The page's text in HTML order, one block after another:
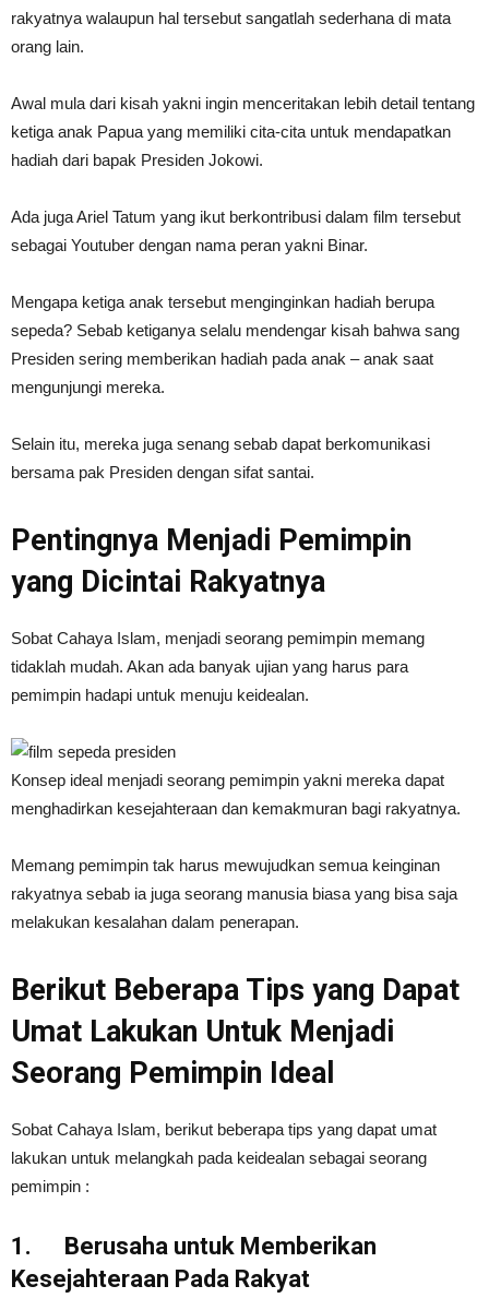
rakyatnya walaupun hal tersebut sangatlah sederhana di mata
orang lain.
Awal mula dari kisah yakni ingin menceritakan lebih detail tentang
ketiga anak Papua yang memiliki cita-cita untuk mendapatkan
hadiah dari bapak Presiden Jokowi.
Ada juga Ariel Tatum yang ikut berkontribusi dalam film tersebut
sebagai Youtuber dengan nama peran yakni Binar.
Mengapa ketiga anak tersebut menginginkan hadiah berupa
sepeda? Sebab ketiganya selalu mendengar kisah bahwa sang
Presiden sering memberikan hadiah pada anak – anak saat
mengunjungi mereka.
Selain itu, mereka juga senang sebab dapat berkomunikasi
bersama pak Presiden dengan sifat santai.
Pentingnya Menjadi Pemimpin
yang Dicintai Rakyatnya
Sobat Cahaya Islam, menjadi seorang pemimpin memang
tidaklah mudah. Akan ada banyak ujian yang harus para
pemimpin hadapi untuk menuju keidealan.
Konsep ideal menjadi seorang pemimpin yakni mereka dapat
menghadirkan kesejahteraan dan kemakmuran bagi rakyatnya.
Memang pemimpin tak harus mewujudkan semua keinginan
rakyatnya sebab ia juga seorang manusia biasa yang bisa saja
melakukan kesalahan dalam penerapan.
Berikut Beberapa Tips yang Dapat
Umat Lakukan Untuk Menjadi
Seorang Pemimpin Ideal
Sobat Cahaya Islam, berikut beberapa tips yang dapat umat
lakukan untuk melangkah pada keidealan sebagai seorang
pemimpin :
1. Berusaha untuk Memberikan
Kesejahteraan Pada Rakyat